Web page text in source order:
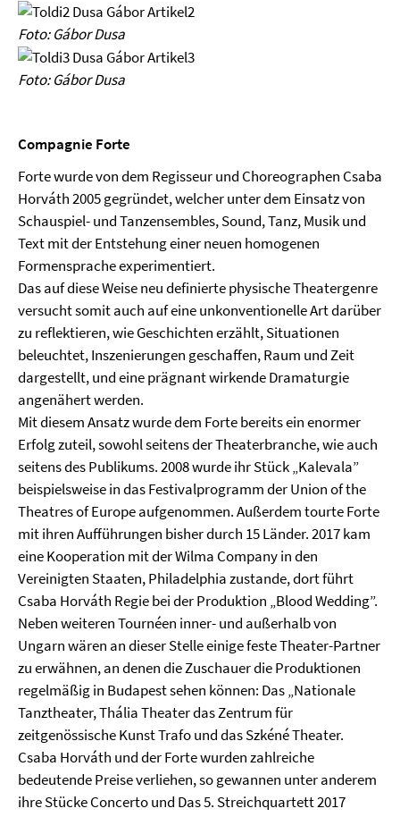
Foto: Gábor Dusa
Foto: Gábor Dusa
Compagnie Forte
Forte wurde von dem Regisseur und Choreographen Csaba
Horváth 2005 gegründet, welcher unter dem Einsatz von
Schauspiel- und Tanzensembles, Sound, Tanz, Musik und
Text mit der Entstehung einer neuen homogenen
Formensprache experimentiert.
Das auf diese Weise neu definierte physische Theatergenre
versucht somit auch auf eine unkonventionelle Art darüber
zu reflektieren, wie Geschichten erzählt, Situationen
beleuchtet, Inszenierungen geschaffen, Raum und Zeit
dargestellt, und eine prägnant wirkende Dramaturgie
angenähert werden.
Mit diesem Ansatz wurde dem Forte bereits ein enormer
Erfolg zuteil, sowohl seitens der Theaterbranche, wie auch
seitens des Publikums. 2008 wurde ihr Stück „Kalevala”
beispielsweise in das Festivalprogramm der Union of the
Theatres of Europe aufgenommen. Außerdem tourte Forte
mit ihren Aufführungen bisher durch 15 Länder. 2017 kam
eine Kooperation mit der Wilma Company in den
Vereinigten Staaten, Philadelphia zustande, dort führt
Csaba Horváth Regie bei der Produktion „Blood Wedding”.
Neben weiteren Tournéen inner- und außerhalb von
Ungarn wären an dieser Stelle einige feste Theater-Partner
zu erwähnen, an denen die Zuschauer die Produktionen
regelmäßig in Budapest sehen können: Das „Nationale
Tanztheater, Thália Theater das Zentrum für
zeitgenössische Kunst Trafo und das Szkéné Theater.
Csaba Horváth und der Forte wurden zahlreiche
bedeutende Preise verliehen, so gewannen unter anderem
ihre Stücke Concerto und Das 5. Streichquartett 2017